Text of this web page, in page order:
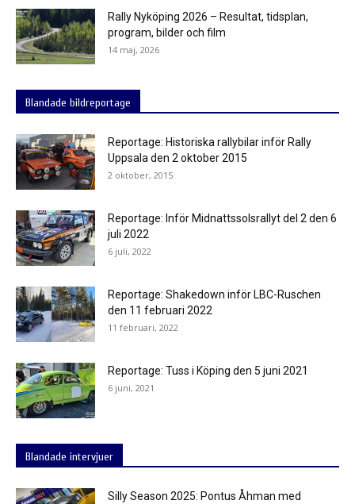
Rally Nyköping 2026 – Resultat, tidsplan,
program, bilder och film
14 maj, 2026
Blandade bildreportage
Reportage: Historiska rallybilar inför Rally
Uppsala den 2 oktober 2015
2 oktober, 2015
Reportage: Inför Midnattssolsrallyt del 2 den 6
juli 2022
6 juli, 2022
Reportage: Shakedown inför LBC-Ruschen
den 11 februari 2022
11 februari, 2022
Reportage: Tuss i Köping den 5 juni 2021
6 juni, 2021
Blandade intervjuer
Silly Season 2025: Pontus Åhman med